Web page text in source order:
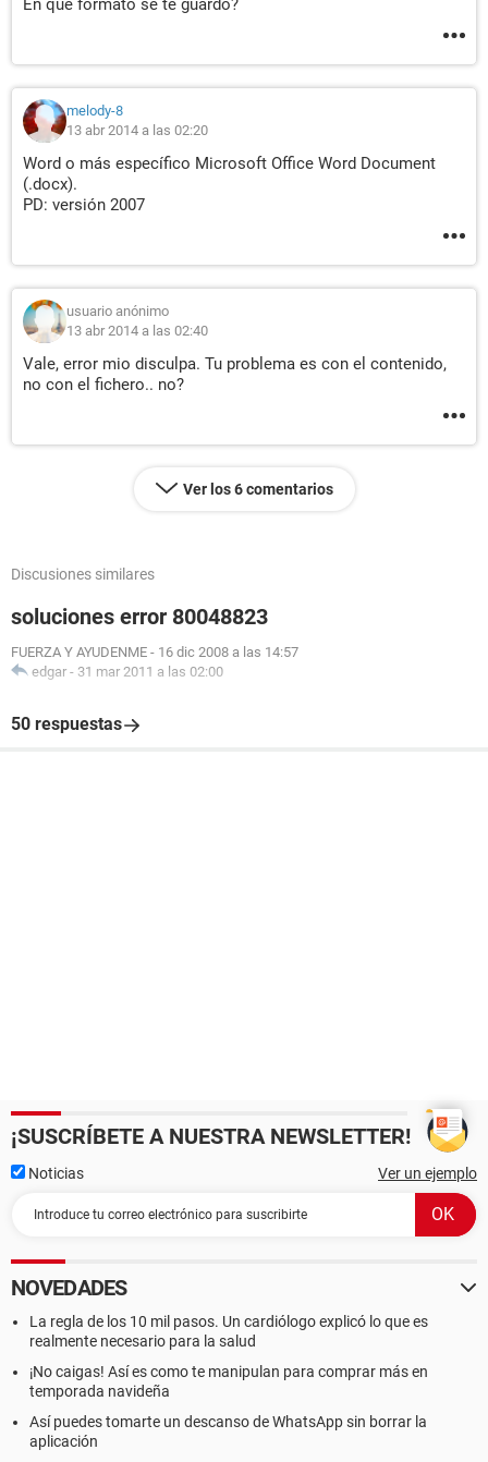
En que formato se te guardo?
melody-8
13 abr 2014 a las 02:20
Word o más específico Microsoft Office Word Document
(.docx).
PD: versión 2007
usuario anónimo
13 abr 2014 a las 02:40
Vale, error mio disculpa. Tu problema es con el contenido,
no con el fichero.. no?
Ver los 6 comentarios
Discusiones similares
soluciones error 80048823
FUERZA Y AYUDENME - 16 dic 2008 a las 14:57
edgar - 31 mar 2011 a las 02:00
50 respuestas
¡SUSCRÍBETE A NUESTRA NEWSLETTER!
Noticias Ver un ejemplo
NOVEDADES
La regla de los 10 mil pasos. Un cardiólogo explicó lo que es
realmente necesario para la salud
¡No caigas! Así es como te manipulan para comprar más en
temporada navideña
Así puedes tomarte un descanso de WhatsApp sin borrar la
aplicación